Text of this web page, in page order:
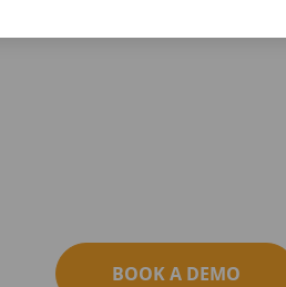
BOOK A DEMO